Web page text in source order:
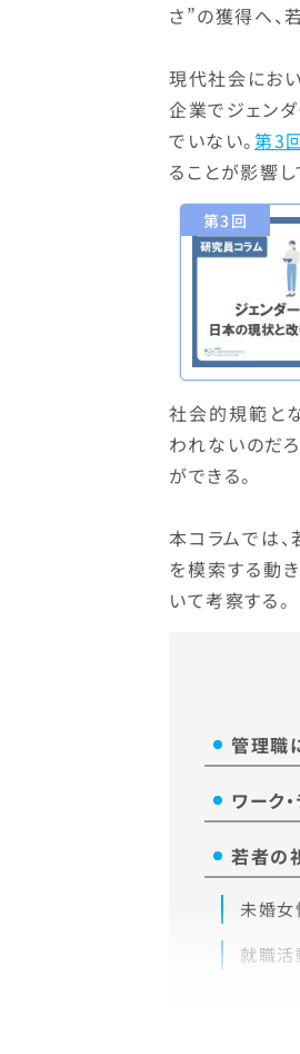
さ”の獲得へ、
現代社会にお
企業でジェン
でいない。第3
ることが影響し
第3回
社会的規範と
われないのだ
ができる。
本コラムでは
を模索する動
いて考察する。
管理職
ワーク
若者の
未婚
就職活